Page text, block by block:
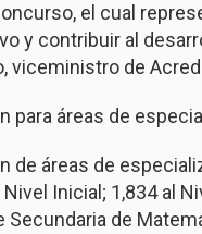
el cual
y contribuir al
viceministro de
para áreas de
de áreas de
Inicial; 1,834 al
Secundaria de